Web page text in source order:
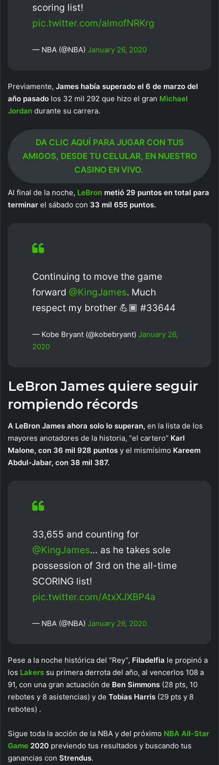
scoring list!
pic.twitter.com/almofNRKrg
— NBA (@NBA) January 26, 2020
Previamente, James había superado el 6 de marzo del
año pasado los 32 mil 292 que hizo el gran Michael
Jordan durante su carrera.
DA CLIC AQUÍ PARA JUGAR CON TUS
AMIGOS, DESDE TU CELULAR, EN NUESTRO
CASINO EN VIVO.
Al final de la noche, LeBron metió 29 puntos en total para
terminar el sábado con 33 mil 655 puntos.
Continuing to move the game
forward @KingJames. Much
respect my brother 💪🏾 #33644
— Kobe Bryant (@kobebryant) January 26,
2020
LeBron James quiere seguir
rompiendo récords
A LeBron James ahora solo lo superan, en la lista de los
mayores anotadores de la historia, “el cartero” Karl
Malone, con 36 mil 928 puntos y el mismísimo Kareem
Abdul-Jabar, con 38 mil 387.
33,655 and counting for
@KingJames… as he takes sole
possession of 3rd on the all-time
SCORING list!
pic.twitter.com/AtxXJXBP4a
— NBA (@NBA) January 26, 2020
Pese a la noche histórica del “Rey”, Filadelfia le propinó a
los Lakers su primera derrota del año, al vencerlos 108 a
91, con una gran actuación de Ben Simmons (28 pts, 10
rebotes y 8 asistencias) y de Tobias Harris (29 pts y 8
rebotes) .
Sigue toda la acción de la NBA y del próximo NBA All-Star
Game 2020 previendo tus resultados y buscando tus
ganancias con Strendus.